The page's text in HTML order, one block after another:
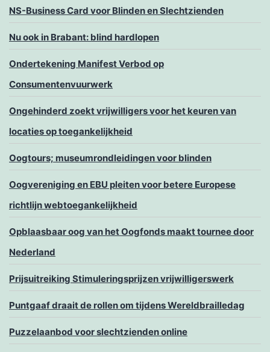
NS-Business Card voor Blinden en Slechtzienden
Nu ook in Brabant: blind hardlopen
Ondertekening Manifest Verbod op
Consumentenvuurwerk
Ongehinderd zoekt vrijwilligers voor het keuren van
locaties op toegankelijkheid
Oogtours; museumrondleidingen voor blinden
Oogvereniging en EBU pleiten voor betere Europese
richtlijn webtoegankelijkheid
Opblaasbaar oog van het Oogfonds maakt tournee door
Nederland
Prijsuitreiking Stimuleringsprijzen vrijwilligerswerk
Puntgaaf draait de rollen om tijdens Wereldbrailledag
Puzzelaanbod voor slechtzienden online